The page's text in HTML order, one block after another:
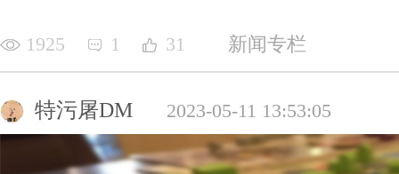
1925 1 31 新闻专栏
特污屠DM 2023-05-11 13:53:05